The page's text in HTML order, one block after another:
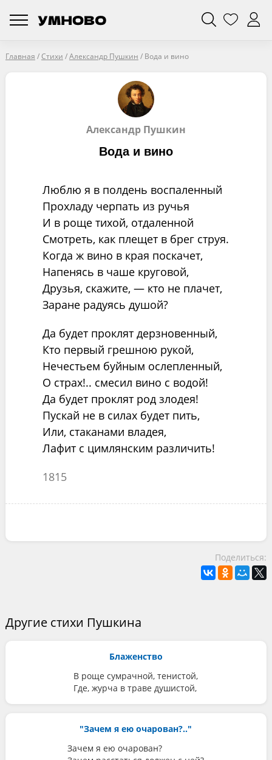
Главная /Стихи /Александр Пушкин / Вода и вино
Александр Пушкин
Вода и вино
Люблю я в полдень воспаленный
Прохладу черпать из ручья
И в роще тихой, отдаленной
Смотреть, как плещет в брег струя.
Когда ж вино в края поскачет,
Напенясь в чаше круговой,
Друзья, скажите, — кто не плачет,
Заране радуясь душой?
Да будет проклят дерзновенный,
Кто первый грешною рукой,
Нечестьем буйным ослепленный,
О страх!.. смесил вино с водой!
Да будет проклят род злодея!
Пускай не в силах будет пить,
Или, стаканами владея,
Лафит с цимлянским различить!
1815
Поделиться:
Другие стихи Пушкина
Блаженство
В роще сумрачной, тенистой,
Где, журча в траве душистой,
"Зачем я ею очарован?.."
Зачем я ею очарован?